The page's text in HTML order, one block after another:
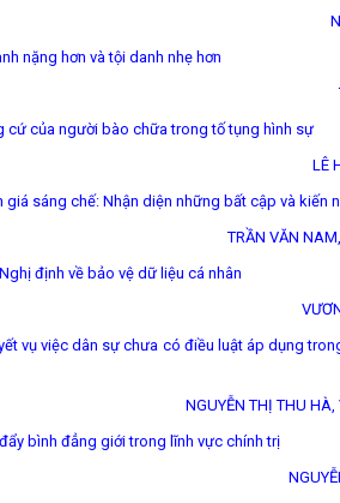
nặng hơn và tội danh nhẹ hơn
cứ của người bào chữa trong tố tụng hình sự
LÊ
giá sáng chế: Nhận diện những bất cập và kiến
TRẦN VĂN
định về bảo vệ dữ liệu cá nhân
vụ việc dân sự chưa có điều luật áp dụng
NGUYỄN THỊ THU
bình đẳng giới trong lĩnh vực chính trị